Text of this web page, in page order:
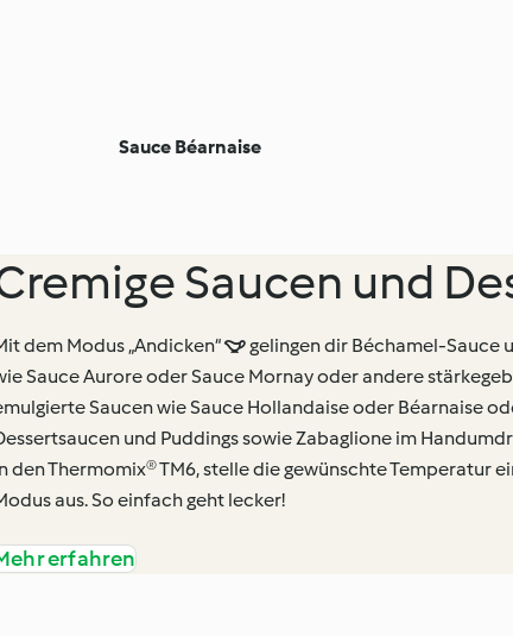
Sauce Béarnaise
Saucen und
dem Modus „Andicken“  gelingen dir Béchamel-Sauce
Sauce Aurore oder Sauce Mornay oder andere
Saucen wie Sauce Hollandaise oder Béarnaise
und Puddings sowie Zabaglione im
den Thermomix® TM6, stelle die gewünschte Temperatur
aus. So einfach geht lecker!
erfahren